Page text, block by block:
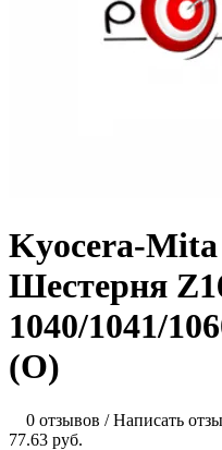
Kyocera-Mita
Шестерня
1040/1041/
(О)
0 отзывов /Написать
77.63 руб.